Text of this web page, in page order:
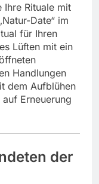
Ihre Rituale mit
Date“ im
für Ihren
Lüften mit ein
Handlungen
dem Aufblühen
Erneuerung
der